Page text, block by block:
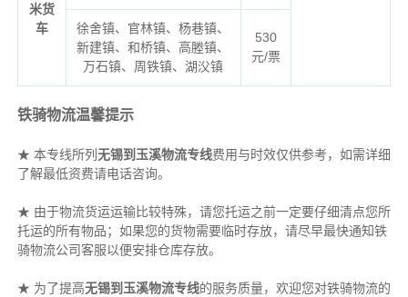
米货
车
徐舍镇、官林镇、杨巷镇、
新建镇、和桥镇、高塍镇、
万石镇、周铁镇、湖㳇镇
530
元/票
铁骑物流温馨提示
★ 本专线所列 无锡到玉溪物流专线费用与时效仅供参考，如需详细
了解最低资费请电话咨询。
★ 由于物流货运运输比较特殊，请您托运之前一定要仔细清点您所
托运的所有物品；如果您的货物需要临时存放，请尽早最快通知铁
骑物流公司客服以便安排仓库存放。
★ 为了提高无锡到玉溪物流专线的服务质量，欢迎您对铁骑物流的